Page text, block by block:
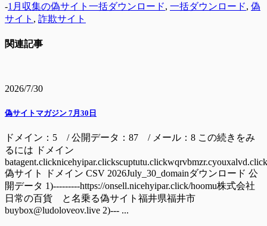
-1月収集の偽サイト一括ダウンロード, 一括ダウンロード, 偽
サイト , 詐欺サイト
関連記事
2026/7/30
偽サイトマガジン 7月30日
ドメイン：5 / 公開データ：87 / メール：8 この続きをみ
るには ドメイン
batagent.clicknicehyipar.clickscuptutu.clickwqrvbmzr.cyouxalvd.click
偽サイト ドメイン CSV 2026July_30_domainダウンロード 公
開データ 1)---------https://onsell.nicehyipar.click/hoomu株式会社
日常の百貨 と名乗る偽サイト福井県福井市
buybox@ludoloveov.live 2)--- ...